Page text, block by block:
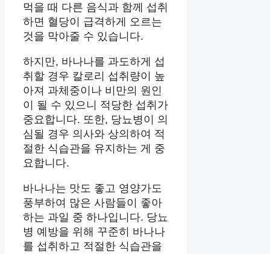
먹을 때 다른 음식과 함께 섭취
하면 혈당이 급격하게 오르는
것을 막아줄 수 있습니다.
하지만, 바나나를 과도하게 섭
취할 경우 칼로리 섭취량이 높
아져 과체중이나 비만의 원인
이 될 수 있으니 적당한 섭취가
중요합니다. 또한, 당뇨병이 의
심될 경우 의사와 상의하여 적
절한 식습관을 유지하는 게 중
요합니다.
바나나는 맛도 좋고 영양가도
풍부하여 많은 사람들이 좋아
하는 과일 중 하나입니다. 당뇨
병 예방을 위해 꾸준히 바나나
를 섭취하고 적절한 식습관을